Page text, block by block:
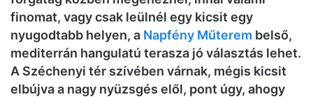
finomat, vagy csak leülnél egy kicsit egy
nyugodtabb helyen, a Napfény Műterem belső,
mediterrán hangulatú terasza jó választás lehet.
A Széchenyi tér szívében várnak, mégis kicsit
elbújva a nagy nyüzsgés elől, pont úgy, ahogy